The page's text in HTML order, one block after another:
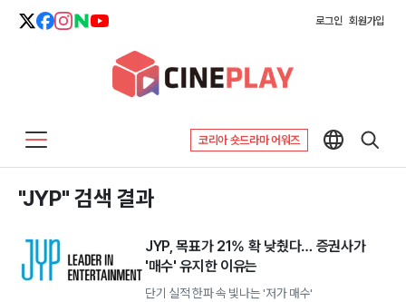
로그인 회원가입
코리아 숏드라마 어워즈
"JYP" 검색 결과
JYP, 목표가 21% 확 낮췄다… 증권사가
'매수' 유지한 이유는
단기 실적 한파 속 빛나는 '저가 매수'